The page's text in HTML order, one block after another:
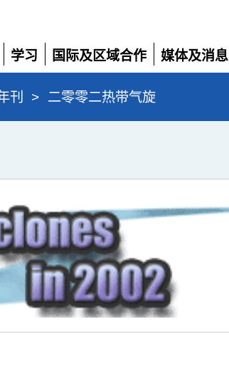
学习
展
开
国际及区域合作
展
开
媒体及消息
展
刊 > 二零零二热带气旋